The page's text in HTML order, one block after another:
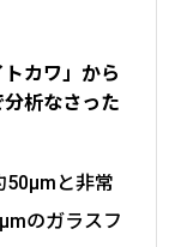
カワ」から
析なさった
50μmと非常
のガラスフ